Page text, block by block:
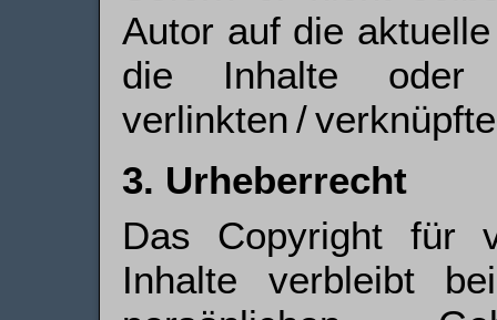
Autor auf die
die Inhalte oder
verlinkten /
3. Urheberrecht
Das Copyright für
Inhalte verbleibt